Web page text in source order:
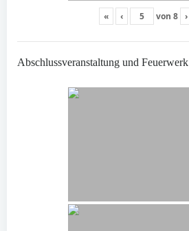
« ‹ von 8 ›
Abschlussveranstaltung und Feuerwerk